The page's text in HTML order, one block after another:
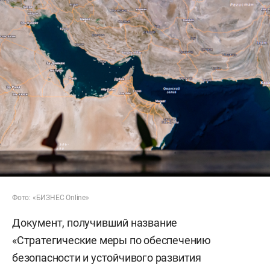
Фото: «БИЗНЕС Online»
Документ, получивший название
«Стратегические меры по обеспечению
безопасности и устойчивого развития